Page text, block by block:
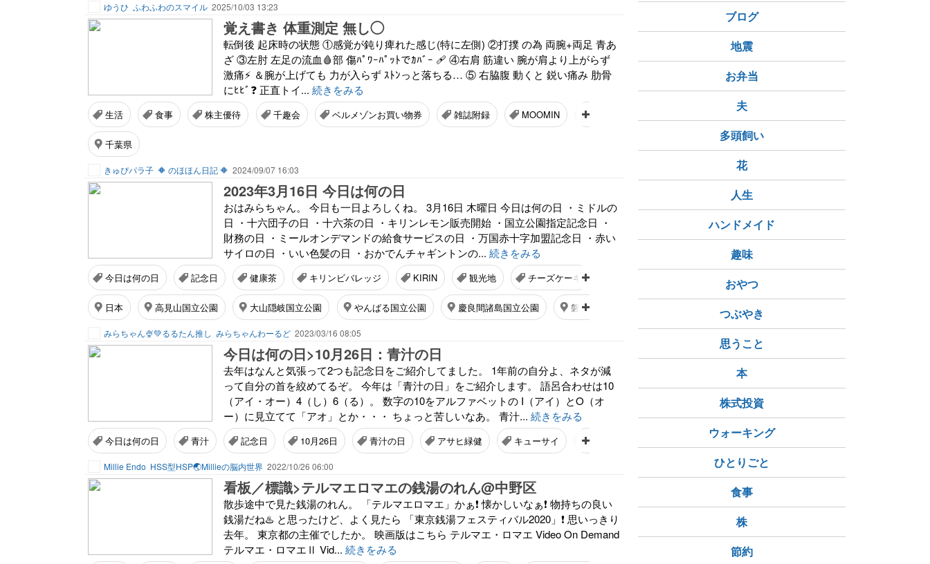
ゆうひ ふわふわのスマイル 2025/10/03 13:23
覚え書き 体重測定 無し◯
転倒後 起床時の状態 ①感覚が鈍り痺れた感じ(特に左側) ②打撲 の為 両腕+両足 青あ
ざ ③左肘 左足の流血🩸部 傷ﾊﾟﾜｰﾊﾟｯﾄでｶﾊﾞｰ 🩹 ④右肩 筋違い 腕が肩より上がらず
激痛⚡ ＆腕が上げても 力が入らず ｽﾄﾝっと落ちる… ⑤ 右脇腹 動くと 鋭い痛み 肋骨
にﾋﾋﾞ❓ 正直トイ... 続きをみる
生活 食事 株主優待 千趣会 ベルメゾンお買い物券 雑誌附録 MOOMIN
千葉県
きゅぴパラ子 🔶 のほほん日記 🔶 2024/09/07 16:03
2023年3月16日 今日は何の日
おはみらちゃん。 今日も一日よろしくね。 3月16日 木曜日 今日は何の日 ・ミドルの
日 ・十六団子の日 ・十六茶の日 ・キリンレモン販売開始 ・国立公園指定記念日 ・
財務の日 ・ミールオンデマンドの給食サービスの日 ・万国赤十字加盟記念日 ・赤い
サイロの日 ・いい色髪の日 ・おかでんチャギントンの... 続きをみる
今日は何の日 記念日 健康茶 キリンビバレッジ KIRIN 観光地 チーズケーキ
日本 高見山国立公園 大山隠岐国立公園 やんばる国立公園 慶良間諸島国立公園 磐梯朝日国立公園 三陸復興国立公園
みらちゃん🍨💚るるたん推し みらちゃんわーるど 2023/03/16 08:05
今日は何の日>10月26日：青汁の日
去年はなんと気張って2つも記念日をご紹介してました。 1年前の自分よ、ネタが減
って自分の首を絞めてるぞ。 今年は「青汁の日」をご紹介します。 語呂合わせは10
（アイ・オー）4（し）6（る）。 数字の10をアルファベットの I（アイ）とO（オ
ー）に見立てて「アオ」とか・・・ ちょっと苦しいなあ。 青汁... 続きをみる
今日は何の日 青汁 記念日 10月26日 青汁の日 アサヒ緑健 キューサイ
Millie Endo HSS型HSP🌏Millieの脳内世界 2022/10/26 06:00
看板／標識>テルマエロマエの銭湯のれん@中野区
散歩途中で見た銭湯のれん。 「テルマエロマエ」かぁ❗️ 懐かしいなぁ❗️ 物持ちの良い
銭湯だね♨️ と思ったけど、よく見たら 「東京銭湯フェスティバル2020」❗️ 思いっきり
去年。 東京都の主催でしたか。 映画版はこちら テルマエ・ロマエ Video On Demand
テルマエ・ロマエⅡ Vid... 続きをみる
ブログ
地震
お弁当
夫
多頭飼い
花
人生
ハンドメイド
趣味
おやつ
つぶやき
思うこと
本
株式投資
ウォーキング
ひとりごと
食事
株
節約